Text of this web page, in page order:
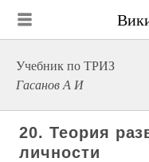
Учебник по ТРИЗ
Гасанов А И
20. Теория
личности